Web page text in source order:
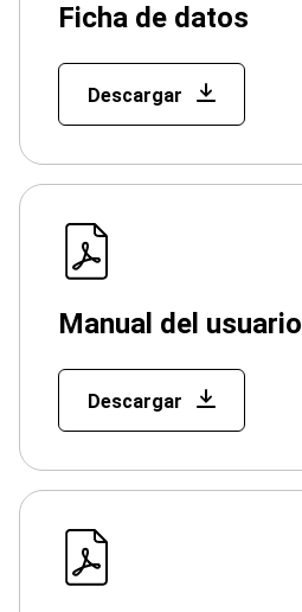
Ficha de datos
Descargar
Manual del usuario
Descargar